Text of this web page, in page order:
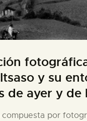
y su
de ayer y de
compuesta por